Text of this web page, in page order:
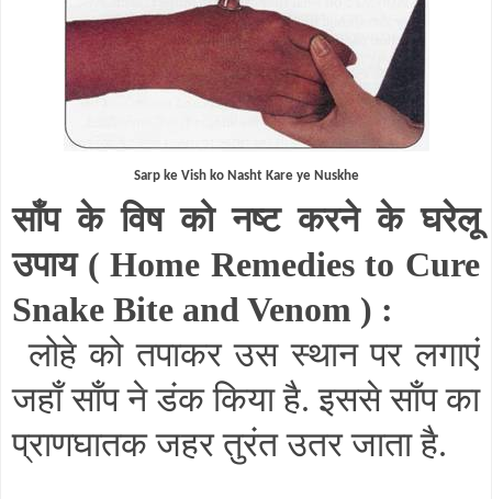
Sarp ke Vish ko Nasht Kare ye Nuskhe
साँप के विष को नष्ट करने के घरेलू
उपाय ( Home Remedies to Cure
Snake Bite and Venom ) :
लोहे को तपाकर उस स्थान पर लगाएं
जहाँ साँप ने डंक किया है. इससे साँप का
प्राणघातक जहर तुरंत उतर जाता है.